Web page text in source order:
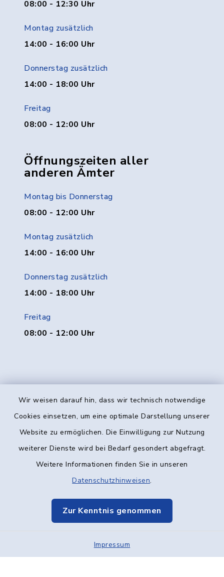
Wir weisen darauf hin, dass wir technisch notwendige
Cookies einsetzen, um eine optimale Darstellung unserer
Website zu ermöglichen. Die Einwilligung zur Nutzung
weiterer Dienste wird bei Bedarf gesondert abgefragt.
Weitere Informationen finden Sie in unseren
Datenschutzhinweisen.
Zur Kenntnis genommen
Impressum
08:00 - 12:30 Uhr
Montag zusätzlich
14:00 - 16:00 Uhr
Donnerstag zusätzlich
14:00 - 18:00 Uhr
Freitag
08:00 - 12:00 Uhr
Öffnungszeiten aller
anderen Ämter
Montag bis Donnerstag
08:00 - 12:00 Uhr
Montag zusätzlich
14:00 - 16:00 Uhr
Donnerstag zusätzlich
14:00 - 18:00 Uhr
Freitag
08:00 - 12:00 Uhr
Kontakt
Datenschutz
Elektronische Kommunikation
Sitemap